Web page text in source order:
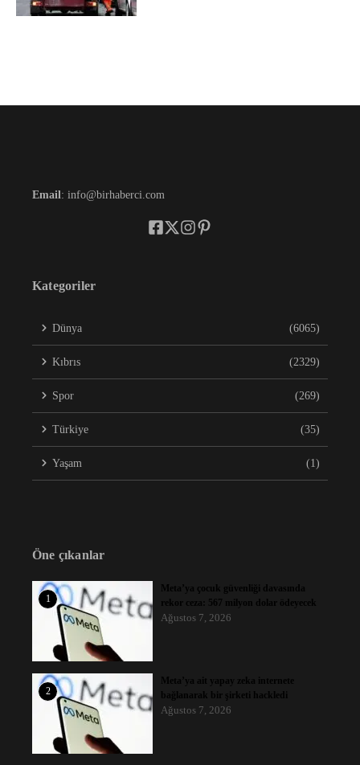
Email : info@birhaberci.com
Kategoriler
Dünya (6065)
Kıbrıs (2329)
Spor (269)
Türkiye (35)
Yaşam (1)
Öne çıkanlar
1
Meta’ya çocuk güvenliği davasında
rekor ceza: 567 milyon dolar ödeyecek
Ağustos 7, 2026
2
Meta’ya ait yapay zeka internete
bağlanarak bir şirketi hackledi
Ağustos 7, 2026